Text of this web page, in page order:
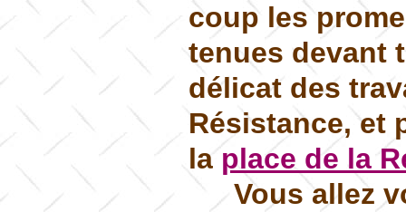
coup les
tenues devant
délicat des
Résistance, et
la place de la
Vous allez